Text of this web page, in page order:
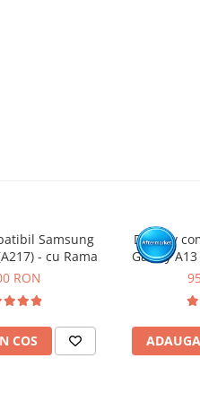
Samsung
- cu Rama
RON
COS
Display
Galaxy